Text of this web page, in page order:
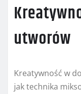
utworów
Kreatywność w
jak technika